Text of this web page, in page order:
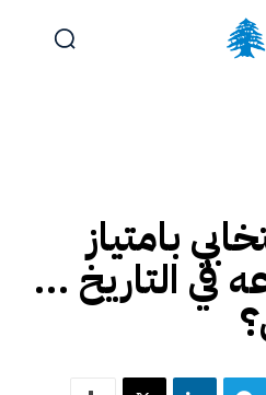
بامتياز
في التاريخ …